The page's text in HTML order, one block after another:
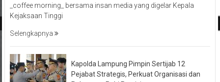
_coffee morning_ bersama insan media yang digelar Kepala
Kejaksaan Tinggi
Selengkapnya
Kapolda Lampung Pimpin Sertijab 12
Pejabat Strategis, Perkuat Organisasi dan